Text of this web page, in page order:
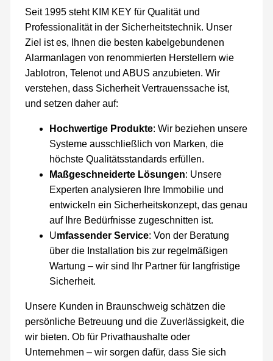
Seit 1995 steht KIM KEY für Qualität und
Professionalität in der Sicherheitstechnik. Unser
Ziel ist es, Ihnen die besten kabelgebundenen
Alarmanlagen von renommierten Herstellern wie
Jablotron, Telenot und ABUS anzubieten. Wir
verstehen, dass Sicherheit Vertrauenssache ist,
und setzen daher auf:
Hochwertige Produkte: Wir beziehen unsere
Systeme ausschließlich von Marken, die
höchste Qualitätsstandards erfüllen.
Maßgeschneiderte Lösungen: Unsere
Experten analysieren Ihre Immobilie und
entwickeln ein Sicherheitskonzept, das genau
auf Ihre Bedürfnisse zugeschnitten ist.
Umfassender Service: Von der Beratung
über die Installation bis zur regelmäßigen
Wartung – wir sind Ihr Partner für langfristige
Sicherheit.
Unsere Kunden in Braunschweig schätzen die
persönliche Betreuung und die Zuverlässigkeit, die
wir bieten. Ob für Privathaushalte oder
Unternehmen – wir sorgen dafür, dass Sie sich